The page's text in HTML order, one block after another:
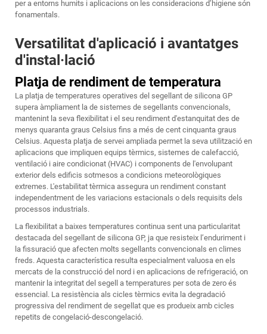
per a entorns humits i aplicacions on les consideracions d’higiene són
fonamentals.
Versatilitat d'aplicació i avantatges
d'instal·lació
Platja de rendiment de temperatura
La platja de temperatures operatives del segellant de silicona GP
supera àmpliament la de sistemes de segellants convencionals,
mantenint la seva flexibilitat i el seu rendiment d'estanquitat des de
menys quaranta graus Celsius fins a més de cent cinquanta graus
Celsius. Aquesta platja de servei ampliada permet la seva utilització en
aplicacions que impliquen equips tèrmics, sistemes de calefacció,
ventilació i aire condicionat (HVAC) i components de l'envolupant
exterior dels edificis sotmesos a condicions meteorològiques
extremes. L'estabilitat tèrmica assegura un rendiment constant
independentment de les variacions estacionals o dels requisits dels
processos industrials.
La flexibilitat a baixes temperatures continua sent una particularitat
destacada del segellant de silicona GP, ja que resisteix l’enduriment i
la fissuració que afecten molts segellants convencionals en climes
freds. Aquesta característica resulta especialment valuosa en els
mercats de la construcció del nord i en aplicacions de refrigeració, on
mantenir la integritat del segell a temperatures per sota de zero és
essencial. La resistència als cicles tèrmics evita la degradació
progressiva del rendiment de segellat que es produeix amb cicles
repetits de congelació-descongelació.